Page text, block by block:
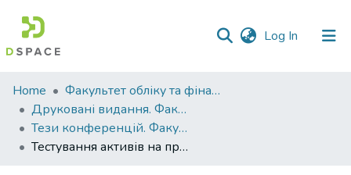
Log In (current)
Communities
&
Collections
All of DSpace
Home
Факультет обліку та фінансів
Друковані видання. Факультет обліку та фінансів
Тези конференцій. Факультет обліку та фінансів
Тестування активів на предмет зменшення корисності